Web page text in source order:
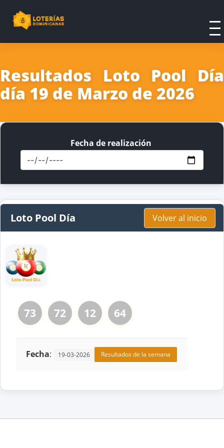
Resultados Loto Pool Día
día 19 de Marzo de 2026
Fecha de realización
Loto Pool Día Volver al inicio
73 72 12 64
Fecha: 19-03-2026 Resultados de la semana